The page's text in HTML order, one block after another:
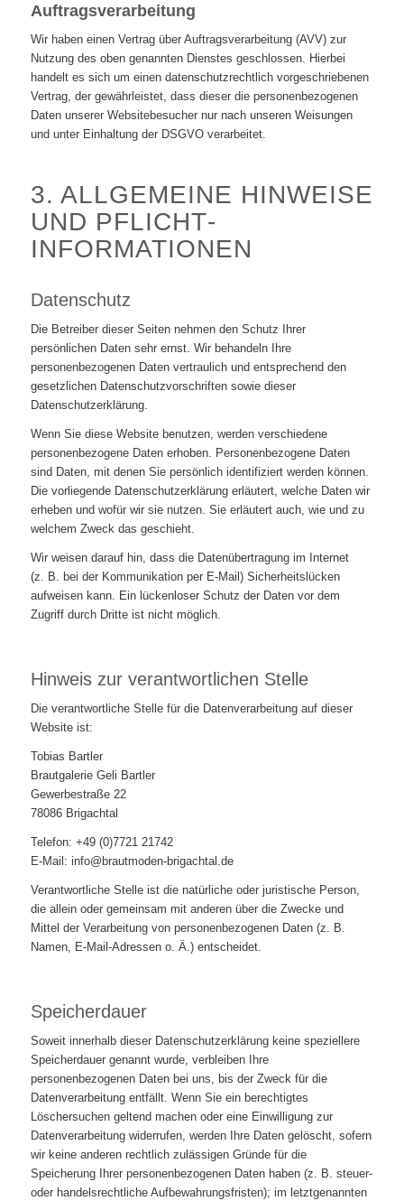
Auftragsverarbeitung
Wir haben einen Vertrag über Auftragsverarbeitung (AVV) zur
Nutzung des oben genannten Dienstes geschlossen. Hierbei
handelt es sich um einen datenschutzrechtlich vorgeschriebenen
Vertrag, der gewährleistet, dass dieser die personenbezogenen
Daten unserer Websitebesucher nur nach unseren Weisungen
und unter Einhaltung der DSGVO verarbeitet.
3. ALLGEMEINE HINWEISE
UND PFLICHT­
INFORMATIONEN
Datenschutz
Die Betreiber dieser Seiten nehmen den Schutz Ihrer
persönlichen Daten sehr ernst. Wir behandeln Ihre
personenbezogenen Daten vertraulich und entsprechend den
gesetzlichen Datenschutzvorschriften sowie dieser
Datenschutzerklärung.
Wenn Sie diese Website benutzen, werden verschiedene
personenbezogene Daten erhoben. Personenbezogene Daten
sind Daten, mit denen Sie persönlich identifiziert werden können.
Die vorliegende Datenschutzerklärung erläutert, welche Daten wir
erheben und wofür wir sie nutzen. Sie erläutert auch, wie und zu
welchem Zweck das geschieht.
Wir weisen darauf hin, dass die Datenübertragung im Internet
(z. B. bei der Kommunikation per E-Mail) Sicherheitslücken
aufweisen kann. Ein lückenloser Schutz der Daten vor dem
Zugriff durch Dritte ist nicht möglich.
Hinweis zur verantwortlichen Stelle
Die verantwortliche Stelle für die Datenverarbeitung auf dieser
Website ist:
Tobias Bartler
Brautgalerie Geli Bartler
Gewerbestraße 22
78086 Brigachtal
Telefon: +49 (0)7721 21742
E-Mail: info@brautmoden-brigachtal.de
Verantwortliche Stelle ist die natürliche oder juristische Person,
die allein oder gemeinsam mit anderen über die Zwecke und
Mittel der Verarbeitung von personenbezogenen Daten (z. B.
Namen, E-Mail-Adressen o. Ä.) entscheidet.
Speicherdauer
Soweit innerhalb dieser Datenschutzerklärung keine speziellere
Speicherdauer genannt wurde, verbleiben Ihre
personenbezogenen Daten bei uns, bis der Zweck für die
Datenverarbeitung entfällt. Wenn Sie ein berechtigtes
Löschersuchen geltend machen oder eine Einwilligung zur
Datenverarbeitung widerrufen, werden Ihre Daten gelöscht, sofern
wir keine anderen rechtlich zulässigen Gründe für die
Speicherung Ihrer personenbezogenen Daten haben (z. B. steuer-
oder handelsrechtliche Aufbewahrungsfristen); im letztgenannten